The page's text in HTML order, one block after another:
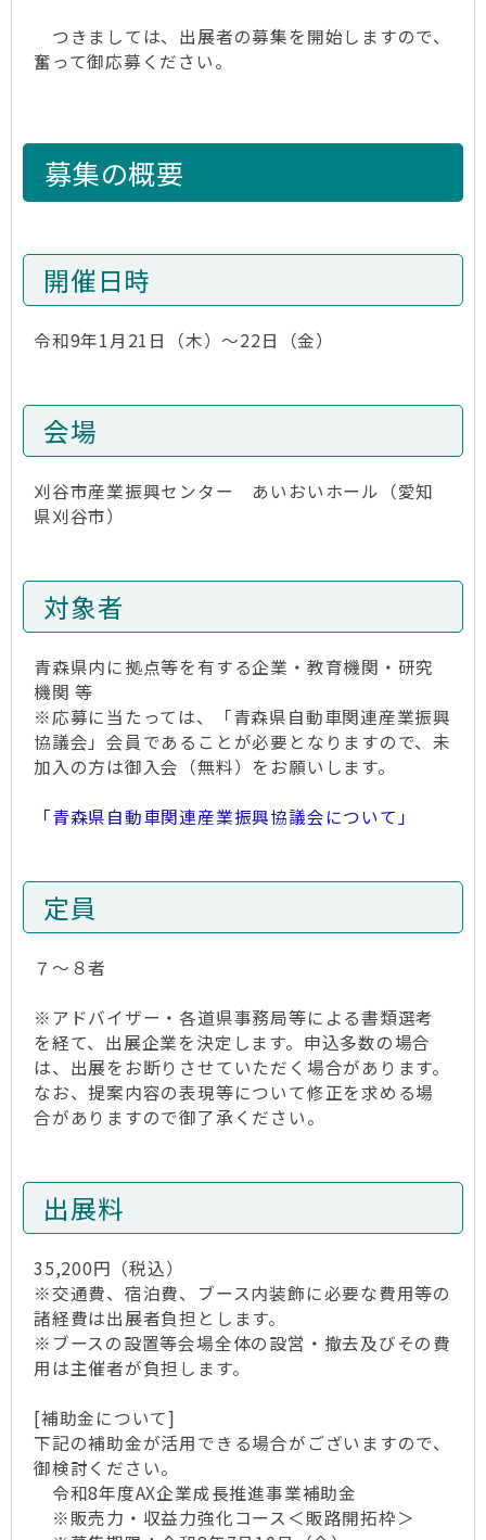
つきましては、出展者の募集を開始しますので、
奮って御応募ください。
募集の概要
開催日時
令和9年1月21日（木）～22日（金）
会場
刈谷市産業振興センター あいおいホール（愛知
県刈谷市）
対象者
青森県内に拠点等を有する企業・教育機関・研究
機関 等
※応募に当たっては、「青森県自動車関連産業振興
協議会」会員であることが必要となりますので、未
加入の方は御入会（無料）をお願いします。
「青森県自動車関連産業振興協議会について」
定員
７～８者
※アドバイザー・各道県事務局等による書類選考
を経て、出展企業を決定します。申込多数の場合
は、出展をお断りさせていただく場合があります。
なお、提案内容の表現等について修正を求める場
合がありますので御了承ください。
出展料
35,200円（税込）
※交通費、宿泊費、ブース内装飾に必要な費用等の
諸経費は出展者負担とします。
※ブースの設置等会場全体の設営・撤去及びその費
用は主催者が負担します。
[補助金について]
下記の補助金が活用できる場合がございますので、
御検討ください。
令和8年度AX企業成長推進事業補助金
※販売力・収益力強化コース＜販路開拓枠＞